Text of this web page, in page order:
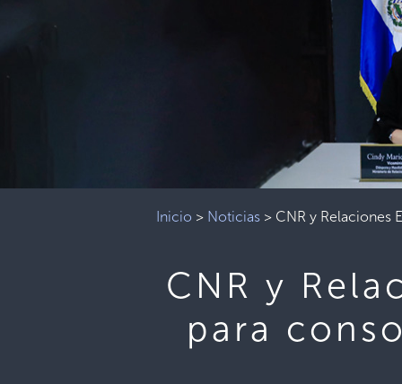
Inicio > Noticias > CNR y Relaciones
CNR y
para